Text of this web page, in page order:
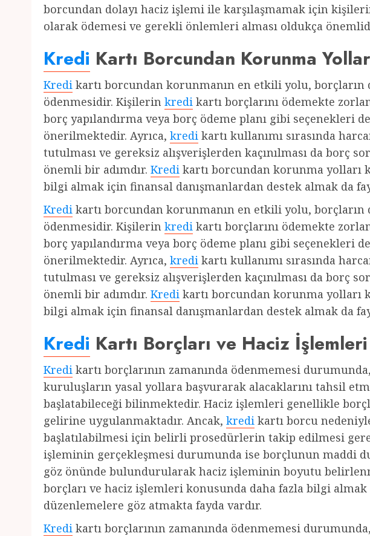
borcundan dolayı haciz işlemi ile karşılaşmamak için
olarak ödemesi ve gerekli önlemleri alması oldukça
Kredi Kartı Borcundan Korunma
Kredi kartı borcundan korunmanın en etkili yolu, borçların
ödenmesidir. Kişilerin kredi kartı borçlarını ödemekte
borç yapılandırma veya borç ödeme planı gibi seçenekleri
önerilmektedir. Ayrıca, kredi kartı kullanımı sırasında
tutulması ve gereksiz alışverişlerden kaçınılması da borç
önemli bir adımdır. Kredi kartı borcundan korunma yolları
bilgi almak için finansal danışmanlardan destek almak da
Kredi kartı borcundan korunmanın en etkili yolu, borçların
ödenmesidir. Kişilerin kredi kartı borçlarını ödemekte
borç yapılandırma veya borç ödeme planı gibi seçenekleri
önerilmektedir. Ayrıca, kredi kartı kullanımı sırasında
tutulması ve gereksiz alışverişlerden kaçınılması da borç
önemli bir adımdır. Kredi kartı borcundan korunma yolları
bilgi almak için finansal danışmanlardan destek almak da
Kredi Kartı Borçları ve Haciz İşlemleri
Kredi kartı borçlarının zamanında ödenmemesi
kuruluşların yasal yollara başvurarak alacaklarını tahsil
başlatabileceği bilinmektedir. Haciz işlemleri genellikle
gelirine uygulanmaktadır. Ancak, kredi kartı borcu
başlatılabilmesi için belirli prosedürlerin takip edilmesi
işleminin gerçekleşmesi durumunda ise borçlunun maddi
göz önünde bulundurularak haciz işleminin boyutu
borçları ve haciz işlemleri konusunda daha fazla bilgi
düzenlemelere göz atmakta fayda vardır.
Kredi kartı borçlarının zamanında ödenmemesi